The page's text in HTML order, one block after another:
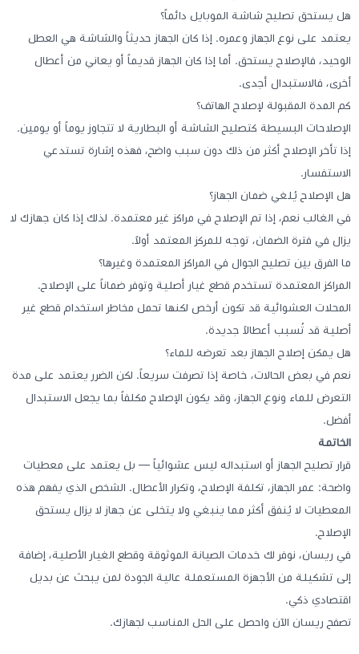
هل يستحق تصليح شاشة الموبايل دائماً؟
يعتمد على نوع الجهاز وعمره. إذا كان الجهاز حديثاً والشاشة هي العطل
الوحيد، فالإصلاح يستحق. أما إذا كان الجهاز قديماً أو يعاني من أعطال
أخرى، فالاستبدال أجدى.
كم المدة المقبولة لإصلاح الهاتف؟
الإصلاحات البسيطة كتصليح الشاشة أو البطارية لا تتجاوز يوماً أو يومين.
إذا تأخر الإصلاح أكثر من ذلك دون سبب واضح، فهذه إشارة تستدعي
الاستفسار.
هل الإصلاح يُلغي ضمان الجهاز؟
في الغالب نعم، إذا تم الإصلاح في مراكز غير معتمدة. لذلك إذا كان جهازك لا
يزال في فترة الضمان، توجه للمركز المعتمد أولاً.
ما الفرق بين تصليح الجوال في المراكز المعتمدة وغيرها؟
المراكز المعتمدة تستخدم قطع غيار أصلية وتوفر ضماناً على الإصلاح.
المحلات العشوائية قد تكون أرخص لكنها تحمل مخاطر استخدام قطع غير
أصلية قد تُسبب أعطالاً جديدة.
هل يمكن إصلاح الجهاز بعد تعرضه للماء؟
نعم في بعض الحالات، خاصة إذا تصرفت سريعاً. لكن الضرر يعتمد على مدة
التعرض للماء ونوع الجهاز، وقد يكون الإصلاح مكلفاً بما يجعل الاستبدال
أفضل.
الخاتمة
قرار تصليح الجهاز أو استبداله ليس عشوائياً — بل يعتمد على معطيات
واضحة: عمر الجهاز، تكلفة الإصلاح، وتكرار الأعطال. الشخص الذي يفهم هذه
المعطيات لا يُنفق أكثر مما ينبغي ولا يتخلى عن جهاز لا يزال يستحق
الإصلاح.
في ريسان، نوفر لك خدمات الصيانة الموثوقة وقطع الغيار الأصلية، إضافة
إلى تشكيلة من الأجهزة المستعملة عالية الجودة لمن يبحث عن بديل
اقتصادي ذكي.
تصفح ريسان الآن واحصل على الحل المناسب لجهازك.